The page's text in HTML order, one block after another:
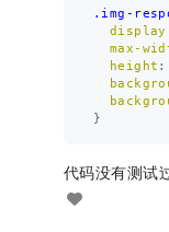
.img-
display
max-
height :
}
代码没有测试